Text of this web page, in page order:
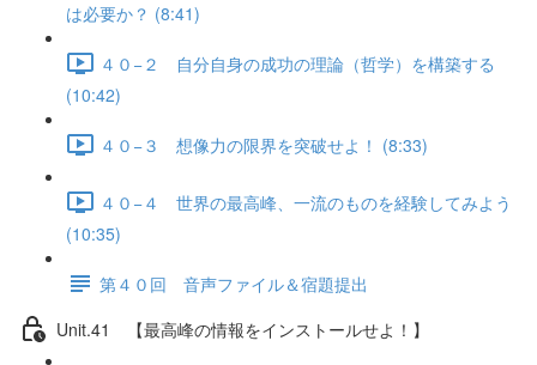
は必要か？ (8:41)
４０−２ 自分自身の成功の理論（哲学）を構築する
(10:42)
４０−３ 想像力の限界を突破せよ！ (8:33)
４０−４ 世界の最高峰、一流のものを経験してみよう
(10:35)
第４０回 音声ファイル＆宿題提出
Unit.41 【最高峰の情報をインストールせよ！】